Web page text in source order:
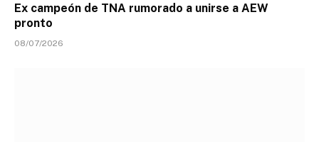
Ex campeón de TNA rumorado a unirse a AEW
pronto
08/07/2026